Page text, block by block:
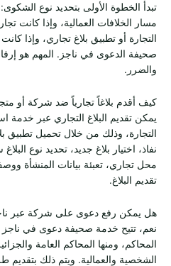
تبدأ الخطوة الأولى بتحديد نوع
مسار الخلافات العمالية، وإذا كانت
التجارة أو تطبيق بلاغ تجاري، وإذا
صحيفة الدعوى في ناجز. المهم هو
والضرر.
كيف أقدم بلاغاً تجارياً ضد شركة أو
يمكن تقديم البلاغ التجاري عبر خدمة
التجارة، وذلك من خلال تحميل تطبيق
نفاذ، اختيار بلاغ جديد، تحديد نوع
محل تجاري، تعبئة بيانات المنشأة
تقديم البلاغ.
هل يمكن رفع دعوى على شركة عبر
نعم، تتيح خدمة صحيفة دعوى في
المحاكم، ومنها المحاكم العامة
الشخصية والعمالية. ويتم ذلك بتقديم